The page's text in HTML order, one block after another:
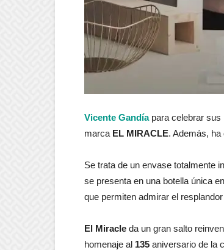
Vicente Gandíapara celebrar sus
marca EL MIRACLE. Además,
Se trata de un envase totalmente
se presenta en una botella única
que permiten admirar el
El Miracle da un gran salto
homenaje al 135 aniversario de la